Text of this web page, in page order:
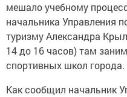
мешало учебному
начальника Управления
туризму Александра
14 до 16 часов) там
спортивных школ города.
Как сообщил начальник